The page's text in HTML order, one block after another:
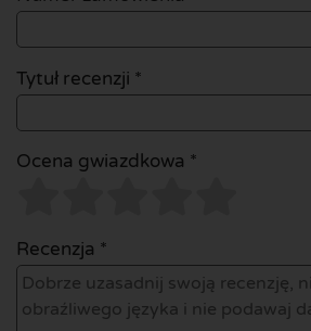
Tytuł recenzji *
Ocena gwiazdkowa *
Recenzja *